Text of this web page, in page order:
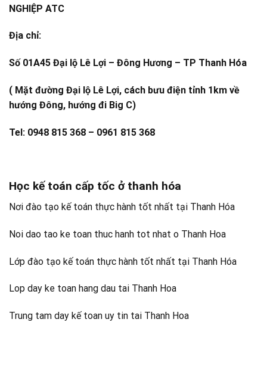
NGHIỆP ATC
Địa chỉ:
Số 01A45 Đại lộ Lê Lợi – Đông Hương – TP Thanh Hóa
( Mặt đường Đại lộ Lê Lợi, cách bưu điện tỉnh 1km về
hướng Đông, hướng đi Big C)
Tel: 0948 815 368 – 0961 815 368
Học kế toán cấp tốc ở thanh hóa
Nơi đào tạo kế toán thực hành tốt nhất tại Thanh Hóa
Noi dao tao ke toan thuc hanh tot nhat o Thanh Hoa
Lớp đào tạo kế toán thực hành tốt nhất tại Thanh Hóa
Lop day ke toan hang dau tai Thanh Hoa
Trung tam day kế toan uy tin tai Thanh Hoa